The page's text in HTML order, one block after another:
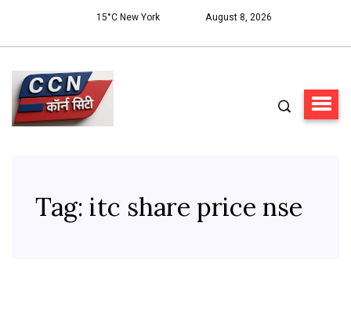
15°C New York August 8, 2026
Tag: itc share price nse